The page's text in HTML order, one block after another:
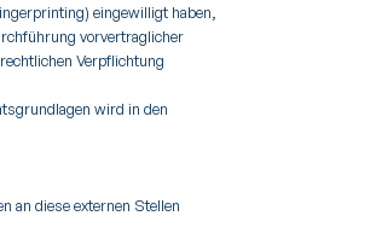
eingewilligt haben,
vorvertraglicher
Verpflichtung
wird in den
an diese externen Stellen